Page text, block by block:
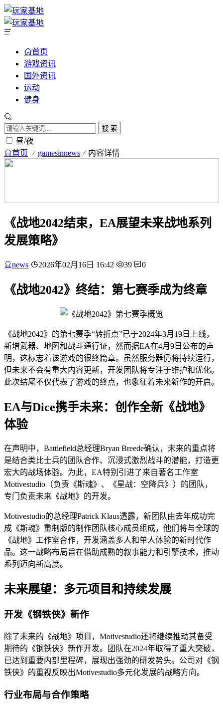
首页
游戏资讯
国外资讯
运动
健身
搜 索
昼/夜
首页 gamesinnews 内容详情
《战地2042结束，EA展望未来战地系列
发展策略》
news 2026年02月16日 16:42 39 0
《战地2042》终结：第七赛季成为终章
《战地2042》的第七赛季“转折点”已于2024年3月19日上线，
新增武器、地图和战斗通行证，然而据EA在4月9日公布的声
明，这标志着该游戏的很终篇章。虽然服务器仍将持续运行，
但未来不会有重大内容更新，开发团队将专注于维护和优化。
此次结尾不仅代表了游戏的终点，也象征着未来新作的开启。
EA与Dice携手未来：创作全新《战地》
体验
在声明中，Battlefield总经理Bryan Breede确认，未来的重点将
是结合类比士兵的团队合作、沉浸式激烈战斗的潜能，打造更
宏大的战场体验。为此，EA特别引进了来自著名工作室
Motivestudio（负责《斯魂》、《星战：空降兵》）的团队，
专门负责未来《战地》的开发。
Motivestudio的总经理Patrick Klaus透露，新团队由去年成功完
成《斯魂》重制版的制作团队核心成员组成，他们将与全球的
《战地》工作室合作，开发涵盖多人和单人体验的新时代作
品。这一战略布局旨在借助成熟的叙事能力和引擎技术，推动
系列迈向新高度。
未来展望：多元项目和持续发展
开发《钢铁侠》新作
除了未来的《战地》项目，Motivestudio还将继续推动其备受
期待的《钢铁侠》新作开发。团队在2024年取得了重大突破，
已达到重要内部里程碑，展现出强劲的研发势头。公司对《钢
铁侠》的重视反映出Motivestudio多元化发展的战略方向。
行业布局与合作策略